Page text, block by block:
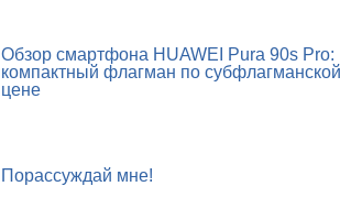
Обзор смартфона HUAWEI Pura 90s Pro:
компактный флагман по субфлагманской
цене
Порассуждай мне!